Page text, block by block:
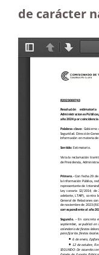
de carácter